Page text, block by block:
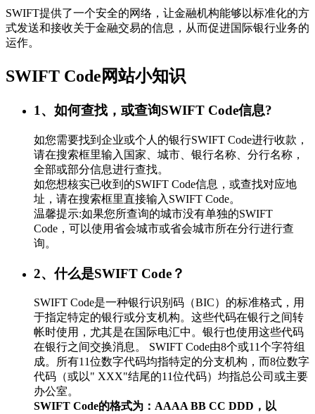
SWIFT提供了一个安全的网络，让金融机构能够以标准化的方
式发送和接收关于金融交易的信息，从而促进国际银行业务的
运作。
SWIFT Code网站小知识
1、如何查找，或查询SWIFT Code信息?
如您需要找到企业或个人的银行SWIFT Code进行收款，
请在搜索框里输入国家、城市、银行名称、分行名称，
全部或部分信息进行查找。
如您想核实已收到的SWIFT Code信息，或查找对应地
址，请在搜索框里直接输入SWIFT Code。
温馨提示:如果您所查询的城市没有单独的SWIFT
Code，可以使用省会城市或省会城市所在分行进行查
询。
2、什么是SWIFT Code？
SWIFT Code是一种银行识别码（BIC）的标准格式，用
于指定特定的银行或分支机构。这些代码在银行之间转
帐时使用，尤其是在国际电汇中。银行也使用这些代码
在银行之间交换消息。 SWIFT Code由8个或11个字符组
成。所有11位数字代码均指特定的分支机构，而8位数字
代码（或以" XXX"结尾的11位代码）均指总公司或主要
办公室。
SWIFT Code的格式为：AAAA BB CC DDD，以